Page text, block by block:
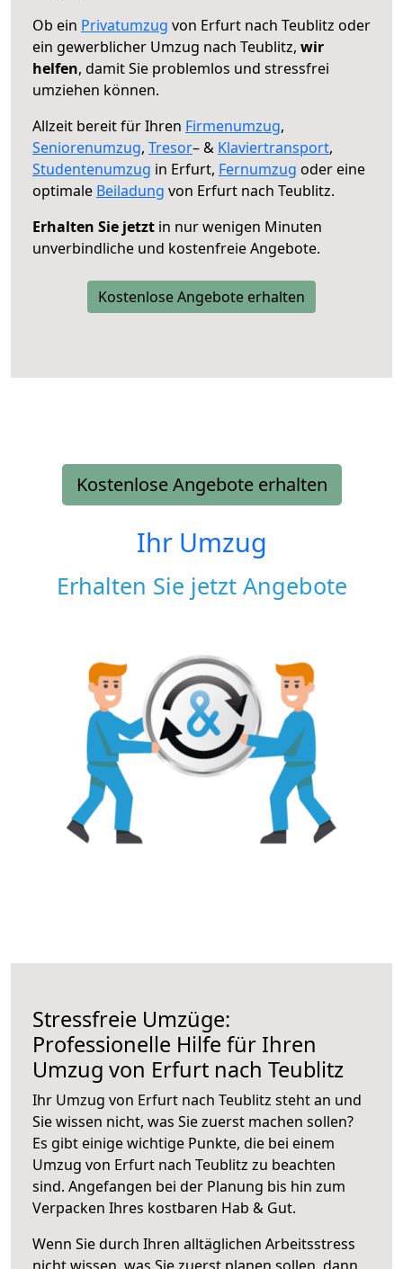
Ob ein Privatumzug von Erfurt nach Teublitz oder
ein gewerblicher Umzug nach Teublitz, wir
helfen, damit Sie problemlos und stressfrei
umziehen können.
Allzeit bereit für Ihren Firmenumzug,
Seniorenumzug, Tresor– & Klaviertransport,
Studentenumzug in Erfurt, Fernumzug oder eine
optimale Beiladung von Erfurt nach Teublitz.
Erhalten Sie jetzt in nur wenigen Minuten
unverbindliche und kostenfreie Angebote.
Kostenlose Angebote erhalten
Kostenlose Angebote erhalten
Ihr Umzug
Erhalten Sie jetzt Angebote
Stressfreie Umzüge:
Professionelle Hilfe für Ihren
Umzug von Erfurt nach Teublitz
Ihr Umzug von Erfurt nach Teublitz steht an und
Sie wissen nicht, was Sie zuerst machen sollen?
Es gibt einige wichtige Punkte, die bei einem
Umzug von Erfurt nach Teublitz zu beachten
sind. Angefangen bei der Planung bis hin zum
Verpacken Ihres kostbaren Hab & Gut.
Wenn Sie durch Ihren alltäglichen Arbeitsstress